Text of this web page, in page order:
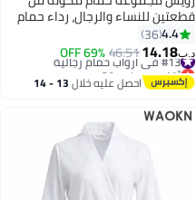
قطعتين للنساء والرجال، رداء حمام
سميك ومنشفة حمام بنمط سحابة
من الصوف المرجاني، ملابس نوم
للخريف والشتاء للسيدات، خفيفة
الوزن وناعمة وغير قابلة للتساقط
مع غطاء محرك السيارة
4.4
36
د.ب‏14.18
46.51
69% OFF #13 في أرواب حمام رجالية
أقل سعر في 30 يوم
#13 في أرواب حمام رجالية احصل عليه خلال 13 - 14